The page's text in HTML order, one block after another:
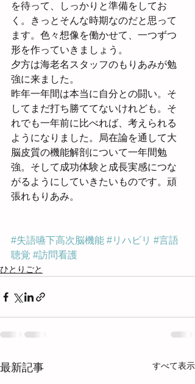
を待って、しっかりと準備をしてお
く。きっとそんな時期なのだと思って
ます。色々想像を働かせて、一つずつ
形を作っていきましょう。
夕方は海老名スタッフのもりあみが勉
強に来ました。
昨年一年間は本当に自分との闘い。そ
してまだ打ち勝ててないけれども。そ
れでも一年前に比べれば、考えられる
ようになりました。局在論を通して大
脳皮質の機能解剖について一年間勉
強。そして成功体験と成長実感につな
がるようにしていきたいものです。頑
張れもりあみ。
#失語嚥下高次脳機能 #リハビリ #言語
聴覚 #訪問看護
ひとりごと
最新記事 すべて表示